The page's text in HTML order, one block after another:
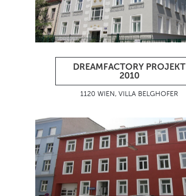
DREAMFACTORY PROJEKT
2010
1120 WIEN, VILLA BELGHOFER